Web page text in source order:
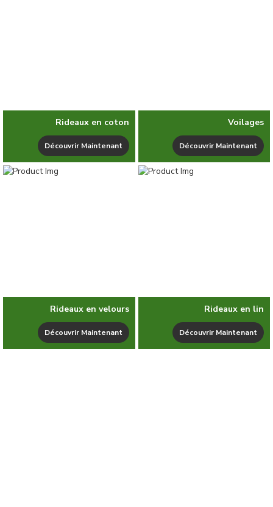
Rideaux en coton
Découvrir Maintenant
Voilages
Découvrir Maintenant
Rideaux en velours
Découvrir Maintenant
Rideaux en lin
Découvrir Maintenant